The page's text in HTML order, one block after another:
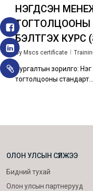
НЭГДСЭН
БЭЛТГЭХ КУРС
By Mscs certificate
Сургалтын зорилго:
тогтолцооны стандарт…
ОЛОН УЛСЫН СҮЛЖЭЭ
Бидний тухай
Олон улсын партнерууд